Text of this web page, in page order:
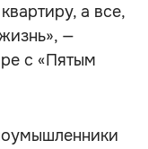
а все,
—
с «Пятым